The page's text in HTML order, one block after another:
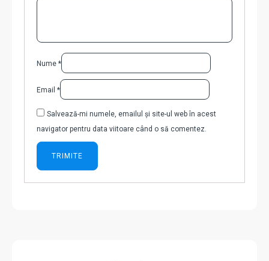
Nume *
Email *
Salvează-mi numele, emailul și site-ul web în acest
navigator pentru data viitoare când o să comentez.